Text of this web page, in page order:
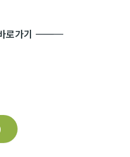
로가기 ―――――――――――